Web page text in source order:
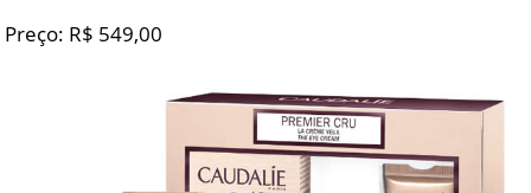
Preço: R$ 549,00